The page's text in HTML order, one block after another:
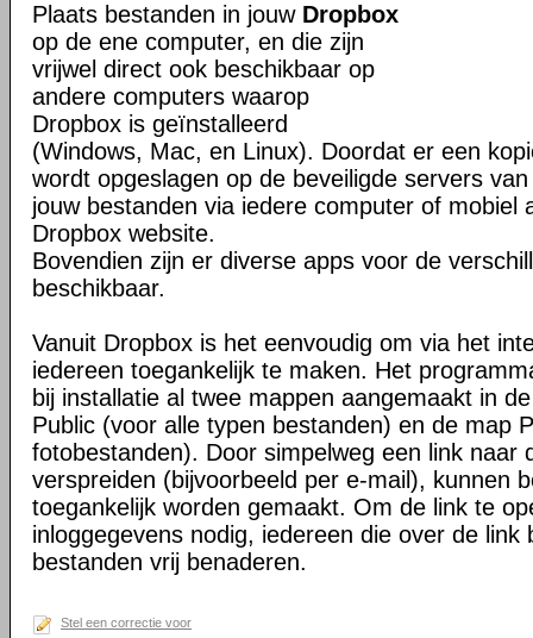
Plaats bestanden in jouw Dropbox
op de ene computer, en die zijn
vrijwel direct ook beschikbaar op
andere computers waarop
Dropbox is geïnstalleerd
(Windows, Mac, en Linux). Doordat er een
wordt opgeslagen op de beveiligde servers
jouw bestanden via iedere computer of mobiel
Dropbox website.
Bovendien zijn er diverse apps voor de
beschikbaar.
Vanuit Dropbox is het eenvoudig om via het
iedereen toegankelijk te maken. Het
bij installatie al twee mappen aangemaakt in
Public (voor alle typen bestanden) en de map
fotobestanden). Door simpelweg een link naar
verspreiden (bijvoorbeeld per e-mail), kunnen
toegankelijk worden gemaakt. Om de link te
inloggegevens nodig, iedereen die over de link
bestanden vrij benaderen.
Stel een correctie voor